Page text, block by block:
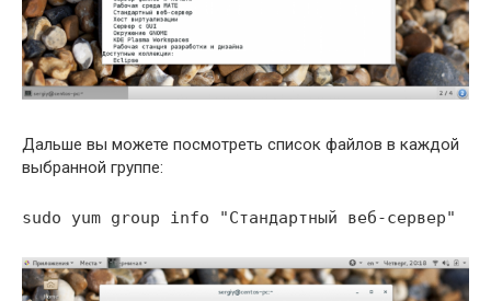
Дальше вы можете посмотреть список файлов в каждой
выбранной группе:
sudo yum group info "Стандартный веб-сервер"